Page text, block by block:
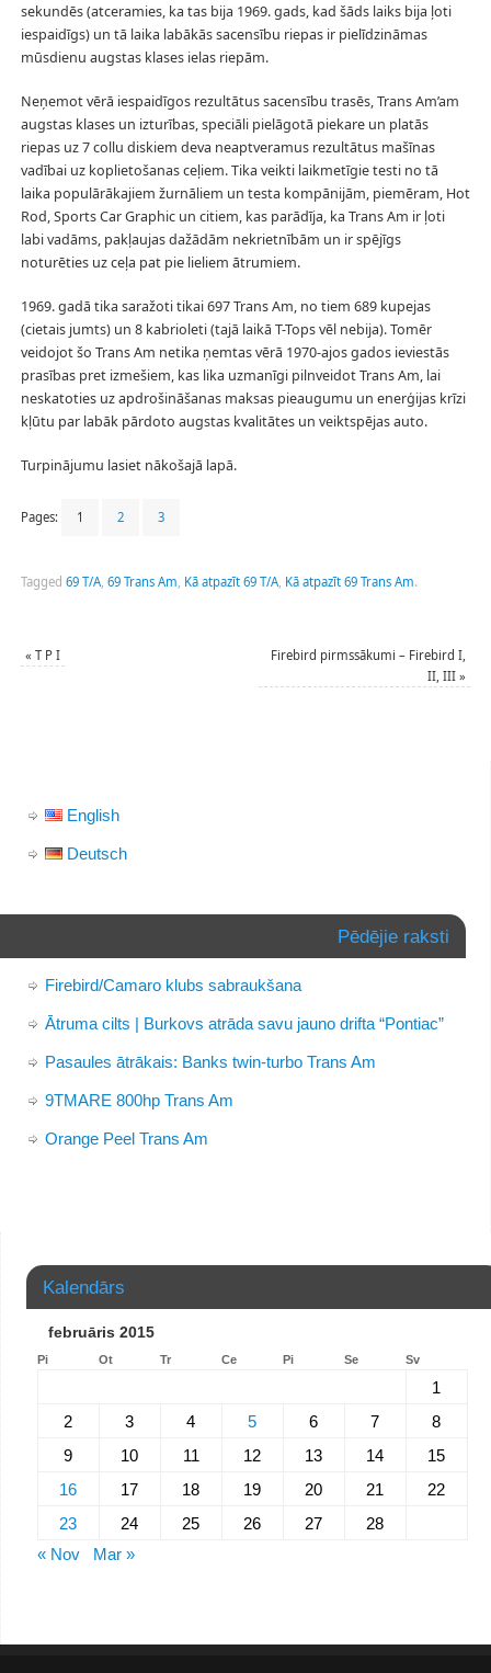
sekundēs (atceramies, ka tas bija 1969. gads, kad šāds laiks bija ļoti
iespaidīgs) un tā laika labākās sacensību riepas ir pielīdzināmas
mūsdienu augstas klases ielas riepām.
Neņemot vērā iespaidīgos rezultātus sacensību trasēs, Trans Am’am
augstas klases un izturības, speciāli pielāgotā piekare un platās
riepas uz 7 collu diskiem deva neaptveramus rezultātus mašīnas
vadībai uz koplietošanas ceļiem. Tika veikti laikmetīgie testi no tā
laika populārākajiem žurnāliem un testa kompānijām, piemēram, Hot
Rod, Sports Car Graphic un citiem, kas parādīja, ka Trans Am ir ļoti
labi vadāms, pakļaujas dažādām nekrietnībām un ir spējīgs
noturēties uz ceļa pat pie lieliem ātrumiem.
1969. gadā tika saražoti tikai 697 Trans Am, no tiem 689 kupejas
(cietais jumts) un 8 kabrioleti (tajā laikā T-Tops vēl nebija). Tomēr
veidojot šo Trans Am netika ņemtas vērā 1970-ajos gados ieviestās
prasības pret izmešiem, kas lika uzmanīgi pilnveidot Trans Am, lai
neskatoties uz apdrošināšanas maksas pieaugumu un enerģijas krīzi
kļūtu par labāk pārdoto augstas kvalitātes un veiktspējas auto.
Turpinājumu lasiet nākošajā lapā.
Pages: 1 2 3
Tagged 69 T/A, 69 Trans Am, Kā atpazīt 69 T/A, Kā atpazīt 69 Trans Am.
« T P I
Firebird pirmssākumi – Firebird I,
II, III»
English
Deutsch
Pēdējie raksti
Firebird/Camaro klubs sabraukšana
Ātruma cilts | Burkovs atrāda savu jauno drifta “Pontiac”
Pasaules ātrākais: Banks twin-turbo Trans Am
9TMARE 800hp Trans Am
Orange Peel Trans Am
Kalendārs
februāris 2015
Pi Ot Tr Ce Pi Se Sv
1
2
3 4 5 6 7
8
9
10 11 12 13 14
15
16
17 18 19 20 21
22
23
24 25 26 27
28
« Nov
Mar »